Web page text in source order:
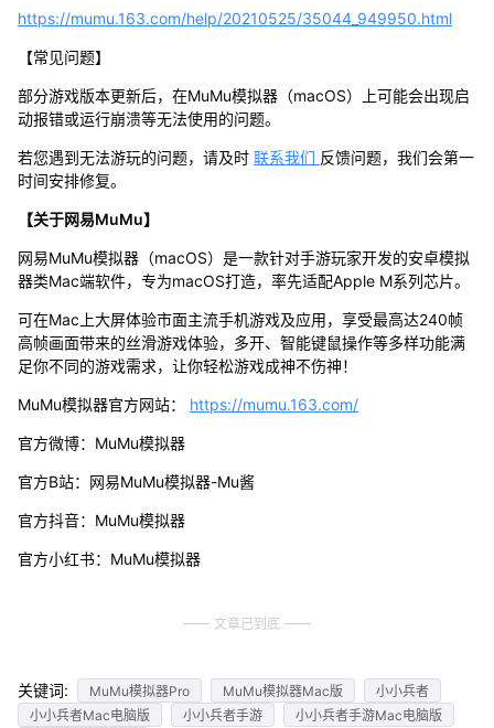
https://mumu.163.com/help/20210525/35044_949950.html
【常见问题】
部分游戏版本更新后，在MuMu模拟器（macOS）上可能会出现启
动报错或运行崩溃等无法使用的问题。
若您遇到无法游玩的问题，请及时 联系我们 反馈问题，我们会第一
时间安排修复。
【关于网易MuMu】
网易MuMu模拟器（macOS）是一款针对手游玩家开发的安卓模拟
器类Mac端软件，专为macOS打造，率先适配Apple M系列芯片。
可在Mac上大屏体验市面主流手机游戏及应用，享受最高达240帧
高帧画面带来的丝滑游戏体验，多开、智能键鼠操作等多样功能满
足你不同的游戏需求，让你轻松游戏成神不伤神！
MuMu模拟器官方网站： https://mumu.163.com/
官方微博：MuMu模拟器
官方B站：网易MuMu模拟器-Mu酱
官方抖音：MuMu模拟器
官方小红书：MuMu模拟器
文章已到底
关键词: MuMu模拟器Pro MuMu模拟器Mac版
小小兵者
小小兵者Mac电脑版
小小兵者手游
小小兵者手游Mac电脑版